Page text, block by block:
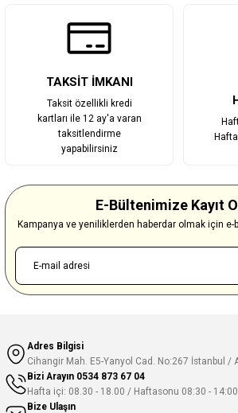
TAKSİT İMKANI
Taksit özellikli kredi
kartları ile 12 ay'a varan
taksitlendirme
yapabilirsiniz
E-Bültenimize Kayıt
Kampanya ve yeniliklerden haberdar olmak için
Adres Bilgisi
Cihangir Mah. E5-Yanyol Cad. No:267 İstanbul /
Bizi Arayın 0534 873 67 04
Hafta içi: 08.30 - 18.00 / Haftasonu 08:30 - 14:00
Bize Ulaşın